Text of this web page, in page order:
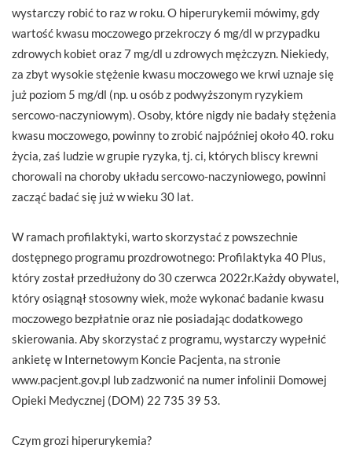
wystarczy robić to raz w roku. O hiperurykemii mówimy, gdy
wartość kwasu moczowego przekroczy 6 mg/dl w przypadku
zdrowych kobiet oraz 7 mg/dl u zdrowych mężczyzn. Niekiedy,
za zbyt wysokie stężenie kwasu moczowego we krwi uznaje się
już poziom 5 mg/dl (np. u osób z podwyższonym ryzykiem
sercowo-naczyniowym). Osoby, które nigdy nie badały stężenia
kwasu moczowego, powinny to zrobić najpóźniej około 40. roku
życia, zaś ludzie w grupie ryzyka, tj. ci, których bliscy krewni
chorowali na choroby układu sercowo-naczyniowego, powinni
zacząć badać się już w wieku 30 lat.
W ramach profilaktyki, warto skorzystać z powszechnie
dostępnego programu prozdrowotnego: Profilaktyka 40 Plus,
który został przedłużony do 30 czerwca 2022r.Każdy obywatel,
który osiągnął stosowny wiek, może wykonać badanie kwasu
moczowego bezpłatnie oraz nie posiadając dodatkowego
skierowania. Aby skorzystać z programu, wystarczy wypełnić
ankietę w Internetowym Koncie Pacjenta, na stronie
www.pacjent.gov.pl lub zadzwonić na numer infolinii Domowej
Opieki Medycznej (DOM) 22 735 39 53.
Czym grozi hiperurykemia?